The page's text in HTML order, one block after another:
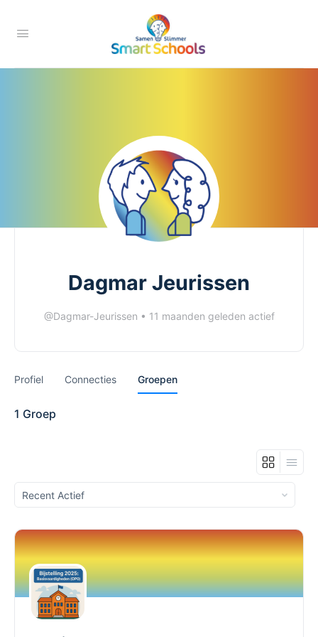
Dagmar Jeurissen
@Dagmar-Jeurissen • 11 maanden geleden actief
Profiel Connecties Groepen
1 Groep
Sorteren
op: